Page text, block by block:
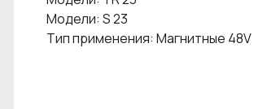
Модели: S 23
Тип применения: Магнитные 48V